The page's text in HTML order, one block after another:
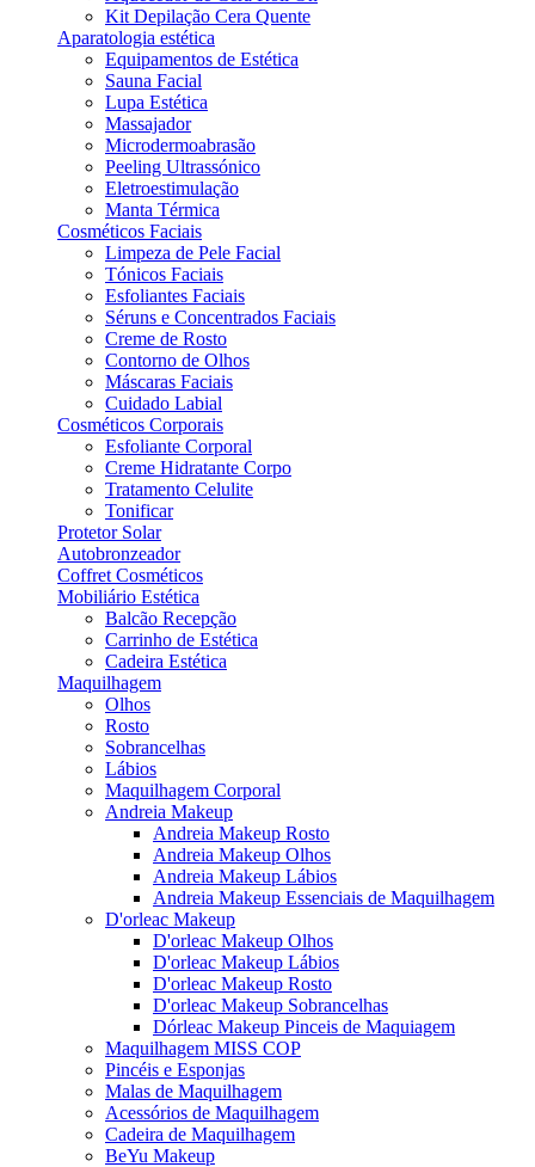
Kit Depilação Cera Quente
Aparatologia estética
Equipamentos de Estética
Sauna Facial
Lupa Estética
Massajador
Microdermoabrasão
Peeling Ultrassónico
Eletroestimulação
Manta Térmica
Cosméticos Faciais
Limpeza de Pele Facial
Tónicos Faciais
Esfoliantes Faciais
Séruns e Concentrados Faciais
Creme de Rosto
Contorno de Olhos
Máscaras Faciais
Cuidado Labial
Cosméticos Corporais
Esfoliante Corporal
Creme Hidratante Corpo
Tratamento Celulite
Tonificar
Protetor Solar
Autobronzeador
Coffret Cosméticos
Mobiliário Estética
Balcão Recepção
Carrinho de Estética
Cadeira Estética
Maquilhagem
Olhos
Rosto
Sobrancelhas
Lábios
Maquilhagem Corporal
Andreia Makeup
Andreia Makeup Rosto
Andreia Makeup Olhos
Andreia Makeup Lábios
Andreia Makeup Essenciais de Maquilhagem
D'orleac Makeup
D'orleac Makeup Olhos
D'orleac Makeup Lábios
D'orleac Makeup Rosto
D'orleac Makeup Sobrancelhas
Dórleac Makeup Pinceis de Maquiagem
Maquilhagem MISS COP
Pincéis e Esponjas
Malas de Maquilhagem
Acessórios de Maquilhagem
Cadeira de Maquilhagem
BeYu Makeup